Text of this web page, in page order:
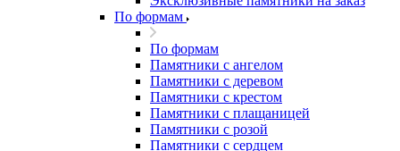
По формам
По формам
Памятники с ангелом
Памятники с деревом
Памятники с крестом
Памятники с плащаницей
Памятники с розой
Памятники с сердцем